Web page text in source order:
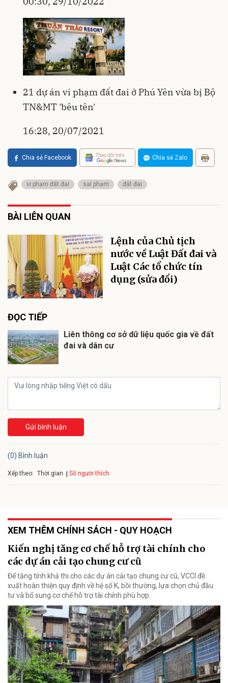
21 dự án vi phạm đất đai ở Phú Yên vừa bị Bộ
TN&MT 'bêu tên'
16:28, 20/07/2021
Chia sẻ Facebook Theo dõi trên Chia sẻ Zalo
vi phạm đất đai sai phạm đất đai
BÀI LIÊN QUAN
Lệnh của Chủ tịch
nước về Luật Đất đai và
Luật Các tổ chức tín
dụng (sửa đổi)
ĐỌC TIẾP
Liên thông cơ sở dữ liệu quốc gia về đất
đai và dân cư
Gửi bình luận
(0) Bình luận
Xếp theo: Thời gian Số người thích
XEM THÊM CHÍNH SÁCH - QUY HOẠCH
Kiến nghị tăng cơ chế hỗ trợ tài chính cho
các dự án cải tạo chung cư cũ
Để tăng tính khả thi cho các dự án cải tạo chung cư cũ, VCCI đề
xuất hoàn thiện quy định về hệ số K, bồi thường, lựa chọn chủ đầu
tư và bổ sung cơ chế hỗ trợ tài chính phù hợp.